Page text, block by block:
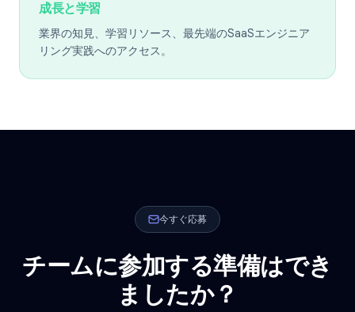
成長と学習
業界の知見、学習リソース、最先端のSaaSエンジニア
リング実践へのアクセス。
今すぐ応募
チームに参加する準備はでき
ましたか？